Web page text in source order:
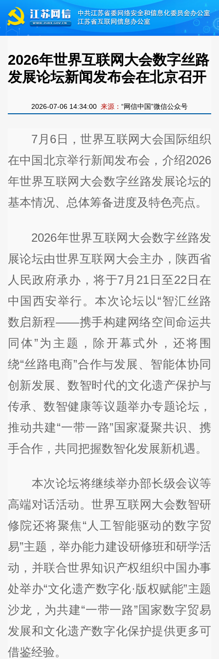
2026年世界互联网大会数字丝路
发展论坛新闻发布会在北京召开
2026-07-06 14:34:00 来源： “网信中国”微信公众号
7月6日，世界互联网大会国际组织
在中国北京举行新闻发布会，介绍2026
年世界互联网大会数字丝路发展论坛的
基本情况、总体筹备进度及特色亮点。
2026年世界互联网大会数字丝路发
展论坛由世界互联网大会主办，陕西省
人民政府承办，将于7月21日至22日在
中国西安举行。本次论坛以“智汇丝路
数启新程——携手构建网络空间命运共
同体”为主题，除开幕式外，还将围
绕“丝路电商”合作与发展、智能体协同
创新发展、数智时代的文化遗产保护与
传承、数智健康等议题举办专题论坛，
推动共建“一带一路”国家凝聚共识、携
手合作，共同把握数智化发展新机遇。
本次论坛将继续举办部长级会议等
高端对话活动。世界互联网大会数智研
修院还将聚焦“人工智能驱动的数字贸
易”主题，举办能力建设研修班和研学活
动，并联合世界知识产权组织中国办事
处举办“文化遗产数字化·版权赋能”主题
沙龙，为共建“一带一路”国家数字贸易
发展和文化遗产数字化保护提供更多可
借鉴经验。